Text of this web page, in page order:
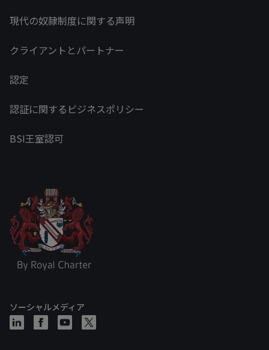
現代の奴隷制度に関する声明
クライアントとパートナー
認定
認証に関するビジネスポリシー
BSI王室認可
ソーシャルメディア